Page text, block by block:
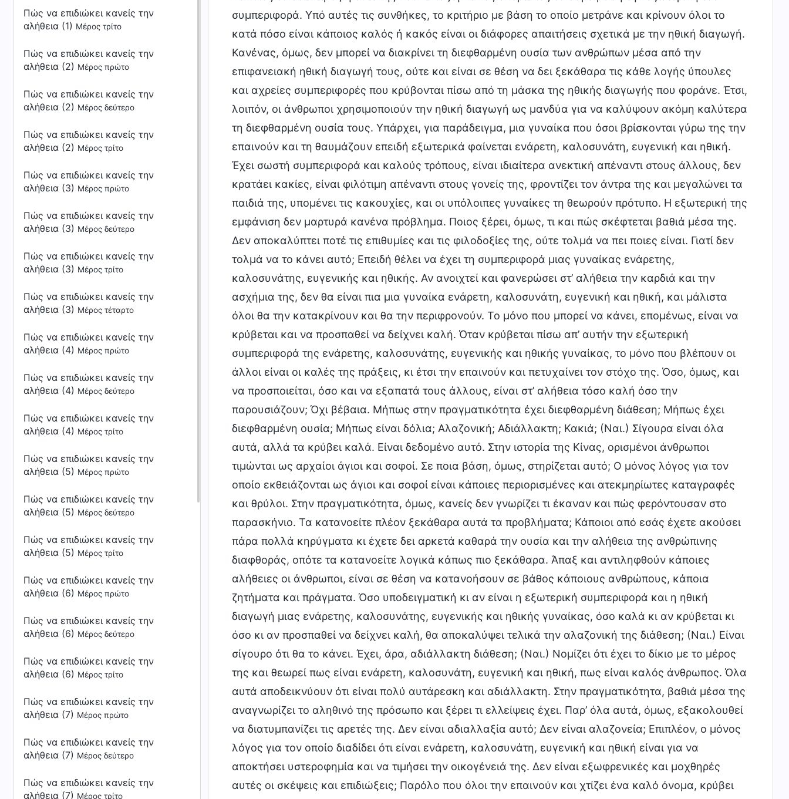
Πώς να επιδιώκει κανείς την
αλήθεια (1) Μέρος τρίτο
Πώς να επιδιώκει κανείς την
αλήθεια (2) Μέρος πρώτο
Πώς να επιδιώκει κανείς την
αλήθεια (2) Μέρος δεύτερο
Πώς να επιδιώκει κανείς την
αλήθεια (2) Μέρος τρίτο
Πώς να επιδιώκει κανείς την
αλήθεια (3) Μέρος πρώτο
Πώς να επιδιώκει κανείς την
αλήθεια (3) Μέρος δεύτερο
Πώς να επιδιώκει κανείς την
αλήθεια (3) Μέρος τρίτο
Πώς να επιδιώκει κανείς την
αλήθεια (3) Μέρος τέταρτο
Πώς να επιδιώκει κανείς την
αλήθεια (4) Μέρος πρώτο
Πώς να επιδιώκει κανείς την
αλήθεια (4) Μέρος δεύτερο
Πώς να επιδιώκει κανείς την
αλήθεια (4) Μέρος τρίτο
Πώς να επιδιώκει κανείς την
αλήθεια (5) Μέρος πρώτο
Πώς να επιδιώκει κανείς την
αλήθεια (5) Μέρος δεύτερο
Πώς να επιδιώκει κανείς την
αλήθεια (5) Μέρος τρίτο
Πώς να επιδιώκει κανείς την
αλήθεια (6) Μέρος πρώτο
Πώς να επιδιώκει κανείς την
αλήθεια (6) Μέρος δεύτερο
Πώς να επιδιώκει κανείς την
αλήθεια (6) Μέρος τρίτο
Πώς να επιδιώκει κανείς την
αλήθεια (7) Μέρος πρώτο
Πώς να επιδιώκει κανείς την
αλήθεια (7) Μέρος δεύτερο
Πώς να επιδιώκει κανείς την
αλήθεια (7) Μέρος τρίτο